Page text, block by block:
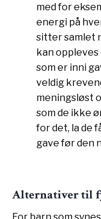
med for
energi på
sitter samlet
kan
som er inni
veldig
meningsløst
som de ikke
for det, la de
gave før den
Alternativer til